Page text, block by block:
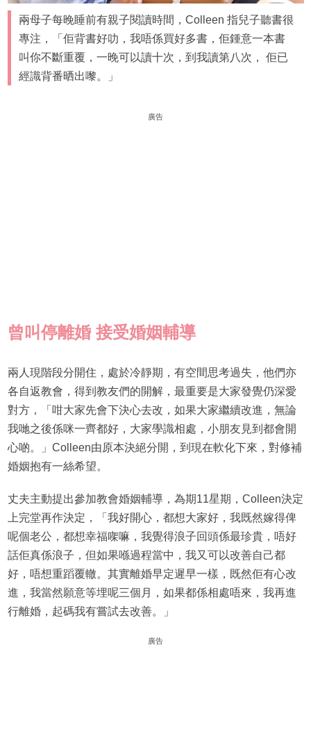
兩母子每晚睡前有親子閱讀時間，Colleen 指兒子聽書很
專注，「佢背書好叻，我唔係買好多書，佢鍾意一本書
叫你不斷重覆，一晚可以讀十次，到我讀第八次， 佢已
經識背番晒出嚟。」
廣告
曾叫停離婚 接受婚姻輔導
兩人現階段分開住，處於冷靜期，有空間思考過失，他們亦
各自返教會，得到教友們的開解，最重要是大家發覺仍深愛
對方，「咁大家先會下決心去改，如果大家繼續改進，無論
我哋之後係咪一齊都好，大家學識相處，小朋友見到都會開
心啲。」Colleen由原本決絕分開，到現在軟化下來，對修補
婚姻抱有一絲希望。
丈夫主動提出參加教會婚姻輔導，為期11星期，Colleen決定
上完堂再作決定，「我好開心，都想大家好，我既然嫁得俾
呢個老公，都想幸福㗎嘛，我覺得浪子回頭係最珍貴，唔好
話佢真係浪子，但如果喺過程當中，我又可以改善自己都
好，唔想重蹈覆轍。其實離婚早定遲早一樣，既然佢有心改
進，我當然願意等埋呢三個月，如果都係相處唔來，我再進
行離婚，起碼我有嘗試去改善。」
廣告